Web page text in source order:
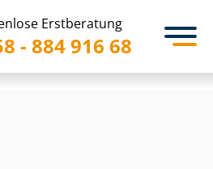
Erstberatung
- 884 916 68